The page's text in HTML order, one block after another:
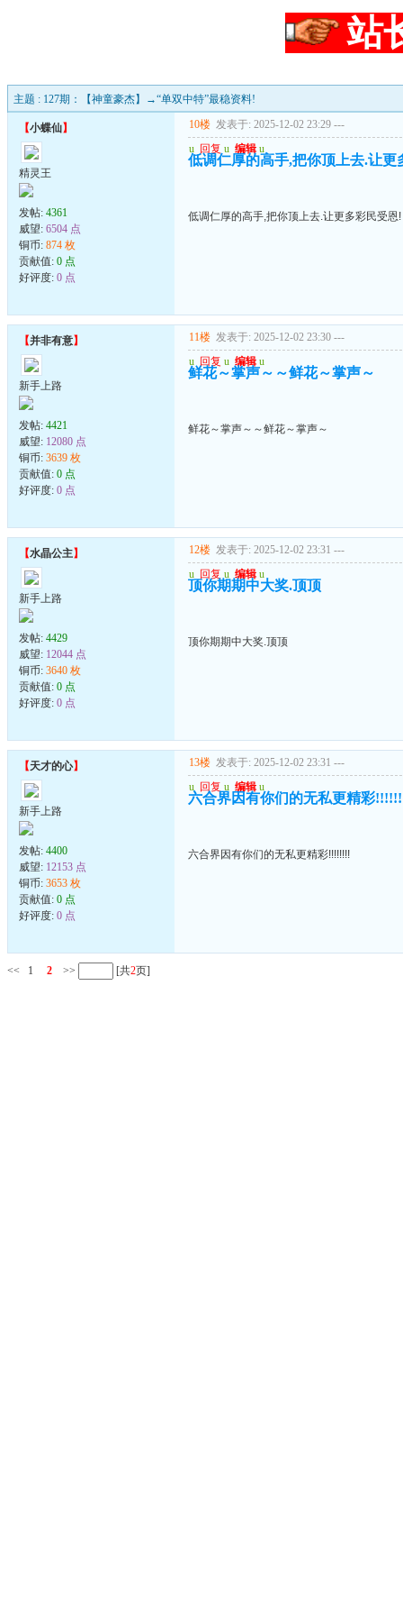
站
主题 : 127期：【神童豪杰】→“单双中特”最稳资料!
【小蝶仙】
精灵王
发帖: 4361
威望: 6504 点
铜币: 874 枚
贡献值: 0 点
好评度: 0 点
10楼 发表于: 2025-12-02 23:29 ---
u 回复 u 编辑 u
低调仁厚的高手,把你顶上去.让更
低调仁厚的高手,把你顶上去.让更多彩民受恩!
【并非有意】
新手上路
发帖: 4421
威望: 12080 点
铜币: 3639 枚
贡献值: 0 点
好评度: 0 点
11楼 发表于: 2025-12-02 23:30 ---
u 回复 u 编辑 u
鲜花～掌声～～鲜花～掌声～
鲜花～掌声～～鲜花～掌声～
【水晶公主】
新手上路
发帖: 4429
威望: 12044 点
铜币: 3640 枚
贡献值: 0 点
好评度: 0 点
12楼 发表于: 2025-12-02 23:31 ---
u 回复 u 编辑 u
顶你期期中大奖.顶顶
顶你期期中大奖.顶顶
【天才的心】
新手上路
发帖: 4400
威望: 12153 点
铜币: 3653 枚
贡献值: 0 点
好评度: 0 点
13楼 发表于: 2025-12-02 23:31 ---
u 回复 u 编辑 u
六合界因有你们的无私更精彩
六合界因有你们的无私更精彩!!!!!!!!
<< 1 2 >> [共2页]